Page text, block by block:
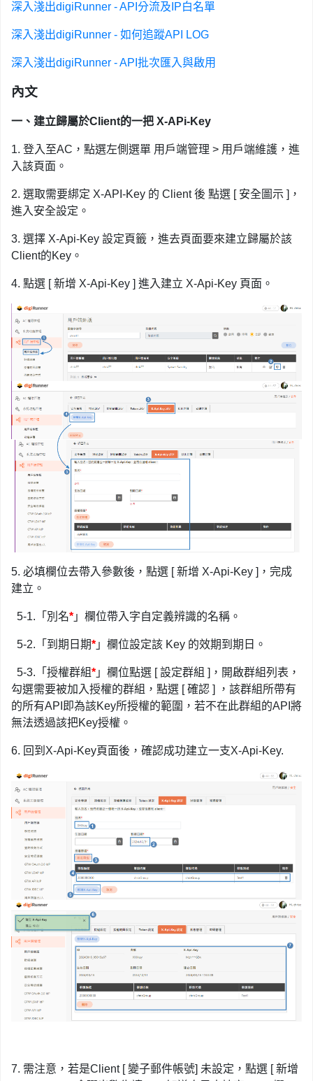
深入淺出digiRunner - API分流及IP白名單
深入淺出digiRunner - 如何追蹤API LOG
深入淺出digiRunner - API批次匯入與啟用
內文
一、建立歸屬於Client的一把 X-APi-Key
1. 登入至AC，點選左側選單 用戶端管理 > 用戶端維護，進
入該頁面。
2. 選取需要綁定 X-API-Key 的 Client 後 點選 [ 安全圖示 ]，
進入安全設定。
3. 選擇 X-Api-Key 設定頁籤，進去頁面要來建立歸屬於該
Client的Key。
4. 點選 [ 新增 X-Api-Key ] 進入建立 X-Api-Key 頁面。
5. 必填欄位去帶入參數後，點選 [ 新增 X-Api-Key ]，完成
建立。
5-1.「別名* 」欄位帶入字自定義辨識的名稱。
5-2.「到期日期* 」欄位設定該 Key 的效期到期日。
5-3.「授權群組* 」欄位點選 [ 設定群組 ]，開啟群組列表，
勾選需要被加入授權的群組，點選 [ 確認 ] ，該群組所帶有
的所有API即為該Key所授權的範圍，若不在此群組的API將
無法透過該把Key授權。
6. 回到X-Api-Key頁面後，確認成功建立一支X-Api-Key.
7. 需注意，若是Client [ 變子郵件帳號] 未設定，點選 [ 新增